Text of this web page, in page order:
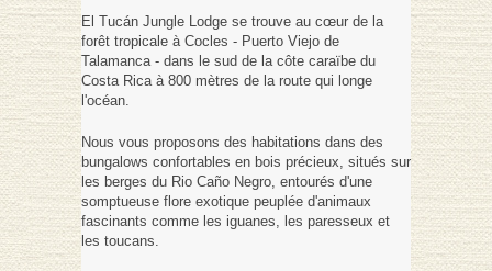
El Tucán Jungle Lodge se trouve au cœur de la
forêt tropicale à Cocles - Puerto Viejo de
Talamanca - dans le sud de la côte caraïbe du
Costa Rica à 800 mètres de la route qui longe
l'océan.
Nous vous proposons des habitations dans des
bungalows confortables en bois précieux, situés sur
les berges du Rio Caño Negro, entourés d'une
somptueuse flore exotique peuplée d'animaux
fascinants comme les iguanes, les paresseux et
les toucans.